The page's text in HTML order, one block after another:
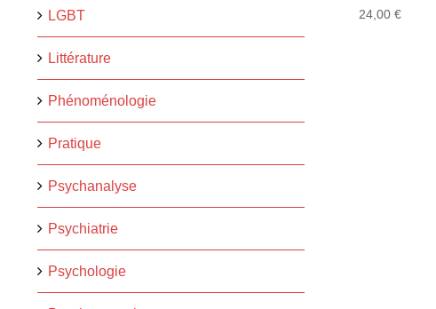
LGBT
Littérature
Phénoménologie
Pratique
Psychanalyse
Psychiatrie
Psychologie
24,00 €